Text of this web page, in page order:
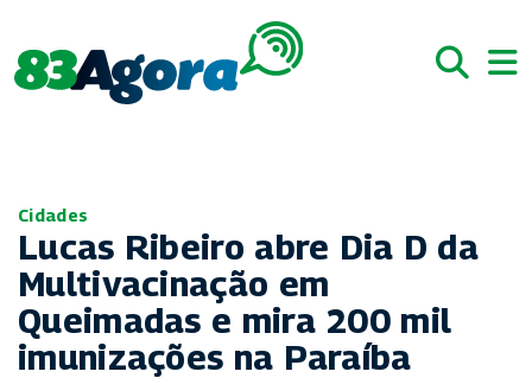
Cidades
Lucas Ribeiro abre Dia D da
Multivacinação em
Queimadas e mira 200 mil
imunizações na Paraíba